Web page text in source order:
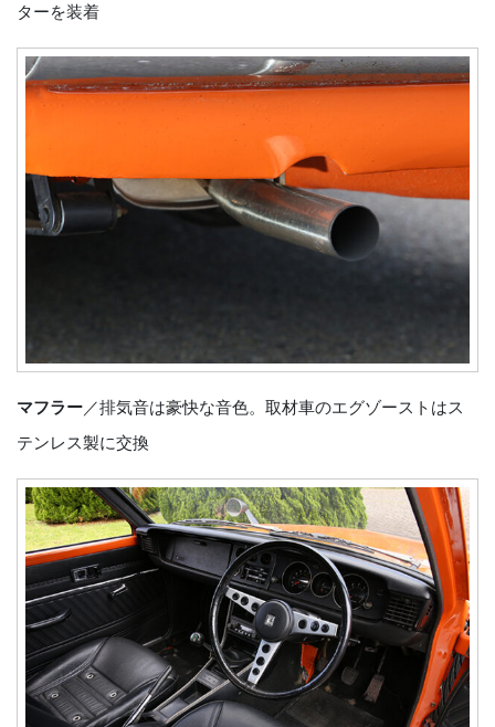
ターを装着
マフラー／排気音は豪快な音色。取材車のエグゾーストはス
テンレス製に交換